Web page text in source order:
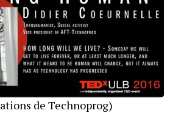
de Technoprog)